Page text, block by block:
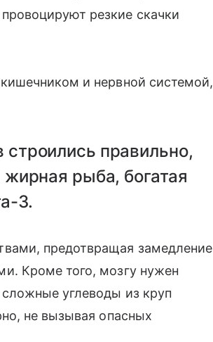
резкие скачки
и нервной системой,
правильно,
рыба, богатая
3.
предотвращая замедление
Кроме того, мозгу нужен
углеводы из круп
не вызывая опасных